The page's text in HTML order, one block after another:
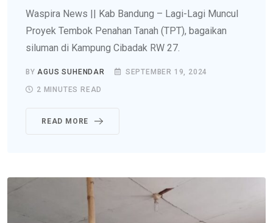
Waspira News || Kab Bandung – Lagi-Lagi Muncul
Proyek Tembok Penahan Tanah (TPT), bagaikan
siluman di Kampung Cibadak RW 27.
BYAGUS SUHENDAR SEPTEMBER 19, 2024
2 MINUTES READ
READ MORE